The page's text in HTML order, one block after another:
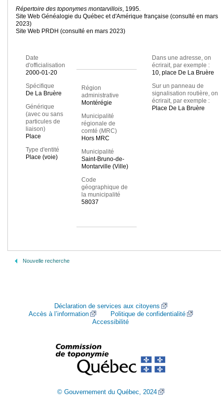
Répertoire des toponymes montarvillois, 1995.
Site Web Généalogie du Québec et d'Amérique française (consulté en mars
2023)
Site Web PRDH (consulté en mars 2023)
Date
d'officialisation
2000-01-20
Spécifique
De La Bruère
Générique
(avec ou sans
particules de
liaison)
Place
Type d'entité
Place (voie)
Région
administrative
Montérégie
Municipalité
régionale de
comté (MRC)
Hors MRC
Municipalité
Saint-Bruno-de-
Montarville (Ville)
Code
géographique de
la municipalité
58037
Dans une adresse, on
écrirait, par exemple :
10, place De La Bruère
Sur un panneau de
signalisation routière, on
écrirait, par exemple :
Place De La Bruère
Nouvelle recherche
Déclaration de services aux citoyens
Accès à l’information
Politique de confidentialité
Accessibilité
© Gouvernement du Québec, 2024